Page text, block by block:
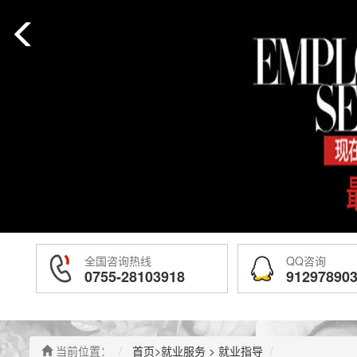
全国咨询热线
0755-28103918
QQ咨询
当前位置： 首页>就业服务 > 就业指导